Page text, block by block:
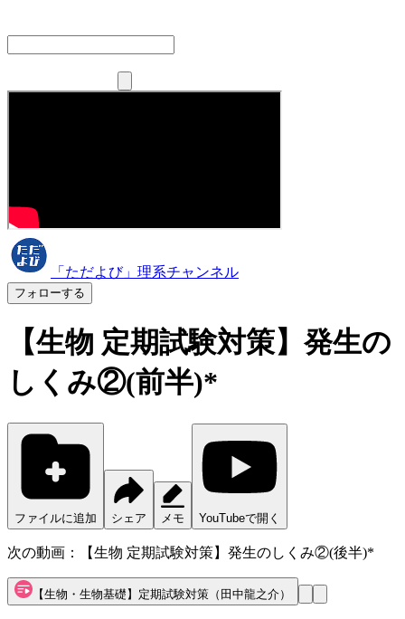
「ただよび」理系チャンネル
フォローする
【生物 定期試験対策】発生の
しくみ②(前半)*
ファイルに追加 シェア メモ YouTubeで開く
次の動画： 【生物 定期試験対策】発生のしくみ②(後半)*
【生物・生物基礎】定期試験対策（田中龍之介）